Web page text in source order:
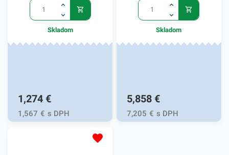
Floral. V našej ponuke
nájdete ďalšie podobné
produkty, ktoré vás zaručene
oslovia.
Skladom
1,274 €
1,567 € s DPH
Skladom
5,858 €
7,205 € s DPH